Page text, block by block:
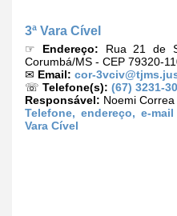
3ª Vara Cível
☞ Endereço: Rua 21 de
Corumbá/MS - CEP 79320-
✉ Email: cor-
☏ Telefone(s): (67) 3231-
Responsável: Noemi
Telefone, endereço, e-
Vara Cível